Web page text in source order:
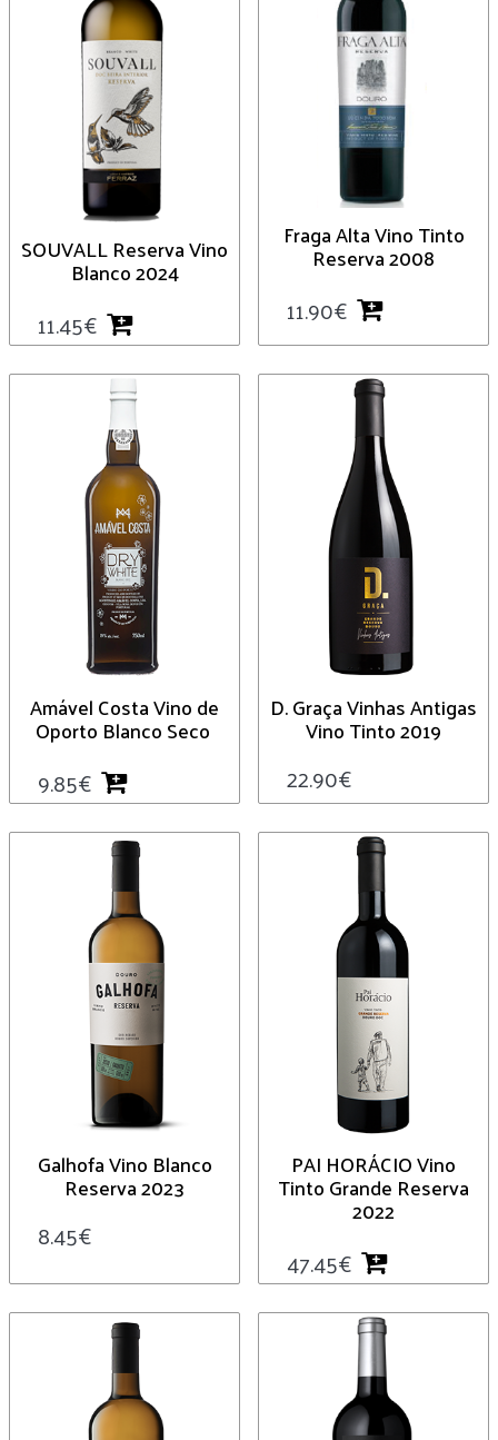
SOUVALL Reserva Vino
Blanco 2024
11.45€
Fraga Alta Vino Tinto
Reserva 2008
11.90€
Amável Costa Vino de
Oporto Blanco Seco
9.85€
D. Graça Vinhas Antigas
Vino Tinto 2019
22.90€
Galhofa Vino Blanco
Reserva 2023
8.45€
PAI HORÁCIO Vino
Tinto Grande Reserva
2022
47.45€